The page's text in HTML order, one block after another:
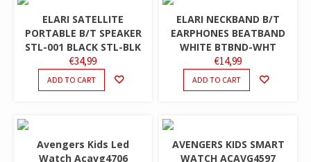
ELARI SATELLITE
PORTABLE B/T SPEAKER
STL-001 BLACK STL-BLK
€34,99
ADD TO CART
ELARI NECKBAND B/T
EARPHONES BEATBAND
WHITE BTBND-WHT
€14,99
ADD TO CART
Avengers Kids Led
Watch Acavg4706
AVENGERS KIDS SMART
WATCH ACAVG4597